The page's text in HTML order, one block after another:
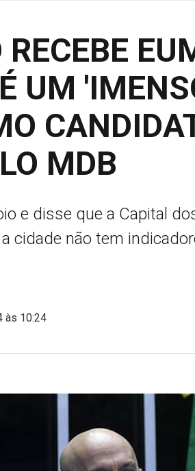
UM
MDB
e disse que a Capital
cidade não tem
às 10:24